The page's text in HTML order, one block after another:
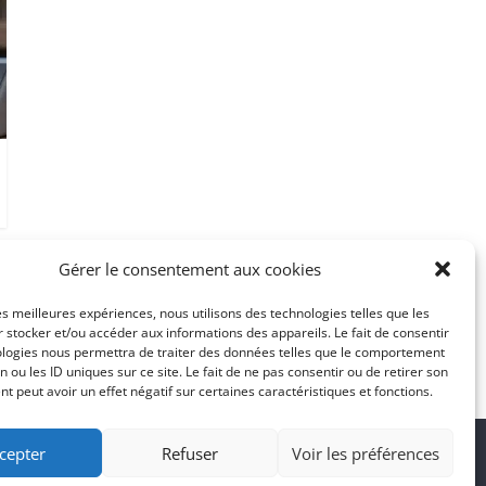
Gérer le consentement aux cookies
meilleures expériences, nous utilisons des technologies telles que les
stocker et/ou accéder aux informations des appareils. Le fait de consentir
nous permettra de traiter des données telles que le comportement
ou les ID uniques sur ce site. Le fait de ne pas consentir ou de retirer son
peut avoir un effet négatif sur certaines caractéristiques et fonctions.
Refuser Voir les préférences